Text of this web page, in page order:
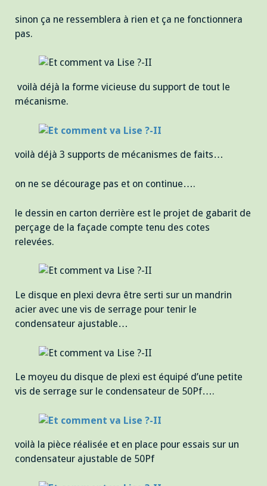
sinon ça ne ressemblera à rien et ça ne fonctionnera
pas.
voilà déjà la forme vicieuse du support de tout le
mécanisme.
voilà déjà 3 supports de mécanismes de faits…
on ne se décourage pas et on continue….
le dessin en carton derrière est le projet de gabarit de
perçage de la façade compte tenu des cotes
relevées.
Le disque en plexi devra être serti sur un mandrin
acier avec une vis de serrage pour tenir le
condensateur ajustable…
Le moyeu du disque de plexi est équipé d’une petite
vis de serrage sur le condensateur de 50Pf….
voilà la pièce réalisée et en place pour essais sur un
condensateur ajustable de 50Pf